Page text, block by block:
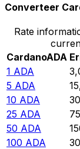
Converteer
Rate
CardanoADA
1 ADA
5 ADA
10 ADA
25 ADA
50 ADA
100 ADA